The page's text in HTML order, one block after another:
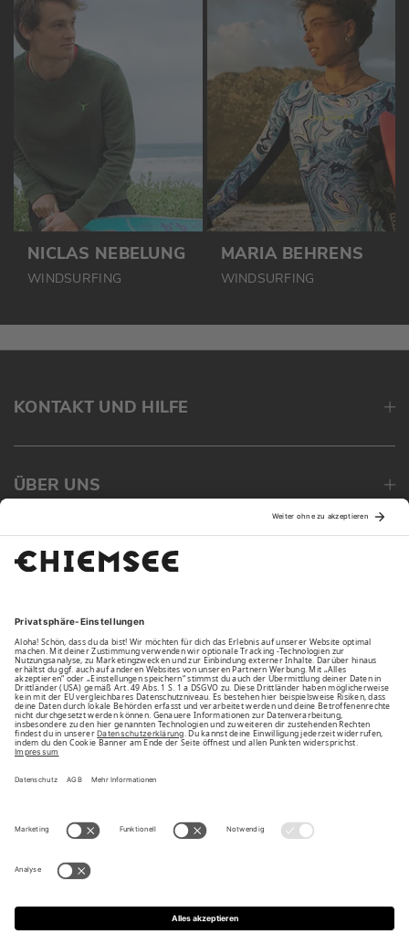
NICLAS NEBELUNG
WINDSURFING
MARIA BEHRENS
WINDSURFING
KONTAKT UND HILFE
ÜBER UNS
FAMILY
UNSERE VORTEILE
UNSERE PARTNER